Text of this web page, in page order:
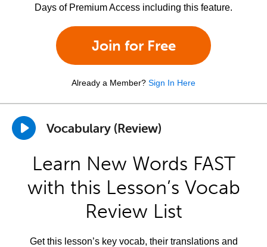
Days of Premium Access including this feature.
Join for Free
Already a Member? Sign In Here
Vocabulary (Review)
Learn New Words FAST
with this Lesson’s Vocab
Review List
Get this lesson’s key vocab, their translations and